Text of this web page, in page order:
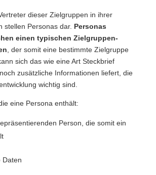
dieser Zielgruppen in ihrer
stellen Personas dar. Personas
einen typischen Zielgruppen-
, der somit eine bestimmte Zielgruppe
sich das wie eine Art Steckbrief
zusätzliche Informationen liefert, die
wichtig sind.
eine Persona enthält:
Person, die somit ein
Daten